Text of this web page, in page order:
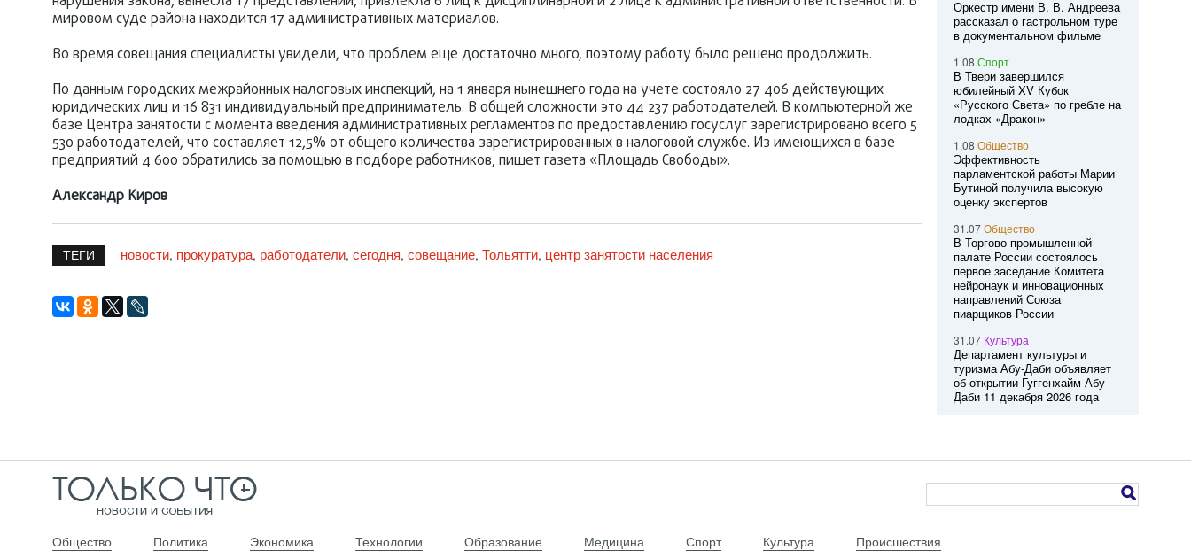
мировом суде района находится 17 административных материалов.
Во время совещания специалисты увидели, что проблем еще достаточно много, поэтому работу было решено продолжить.
По данным городских межрайонных налоговых инспекций, на 1 января нынешнего года на учете состояло 27 406 действующих
юридических лиц и 16 831 индивидуальный предприниматель. В общей сложности это 44 237 работодателей. В компьютерной же
базе Центра занятости с момента введения административных регламентов по предоставлению госуслуг зарегистрировано всего 5
530 работодателей, что составляет 12,5% от общего количества зарегистрированных в налоговой службе. Из имеющихся в базе
предприятий 4 600 обратились за помощью в подборе работников, пишет газета «Площадь Свободы».
Александр Киров
ТЕГИ новости, прокуратура, работодатели, сегодня, совещание, Тольятти, центр занятости населения
Оркестр имени В. В. Андреева
рассказал о гастрольном туре
в документальном фильме
1.08 Спорт
В Твери завершился
юбилейный XV Кубок
«Русского Света» по гребле на
лодках «Дракон»
1.08 Общество
Эффективность
парламентской работы Марии
Бутиной получила высокую
оценку экспертов
31.07Общество
В Торгово-промышленной
палате России состоялось
первое заседание Комитета
нейронаук и инновационных
направлений Союза
пиарщиков России
31.07 Культура
Департамент культуры и
туризма Абу-Даби объявляет
об открытии Гуггенхайм Абу-
Даби 11 декабря 2026 года
Общество Политика Экономика Технологии Образование Медицина Спорт Культура Происшествия